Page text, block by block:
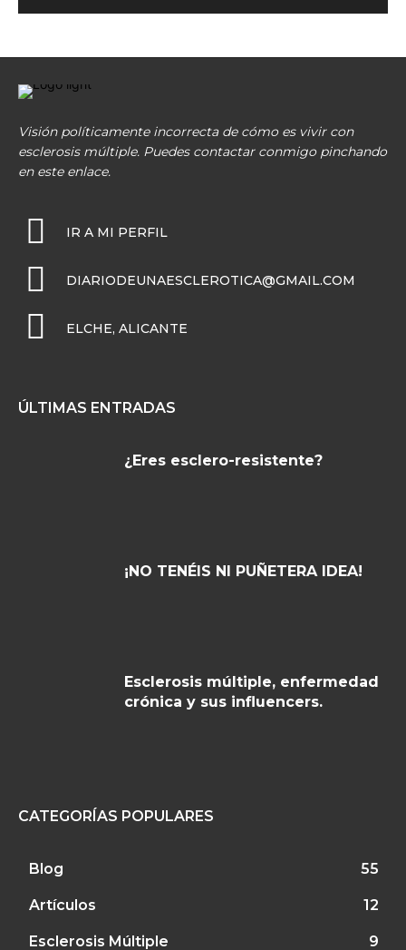
Visión políticamente incorrecta de cómo es vivir con
esclerosis múltiple. Puedes contactar conmigo pinchando
en este enlace.
IR A MI PERFIL
DIARIODEUNAESCLEROTICA@GMAIL.COM
ELCHE, ALICANTE
ÚLTIMAS ENTRADAS
¿Eres esclero-resistente?
¡NO TENÉIS NI PUÑETERA IDEA!
Esclerosis múltiple, enfermedad
crónica y sus influencers.
CATEGORÍAS POPULARES
Blog 55
Artículos 12
Esclerosis Múltiple 9